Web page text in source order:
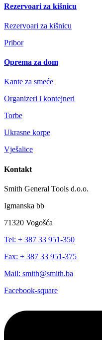
Rezervoari za kišnicu
Rezervoari za kišnicu
Pribor
Oprema za dom
Kante za smeće
Organizeri i kontejneri
Torbe
Ukrasne korpe
Vješalice
Kontakt
Smith General Tools d.o.o.
Igmanska bb
71320 Vogošća
Tel: + 387 33 951-350
Fax: + 387 33 951-375
Mail: smith@smith.ba
Facebook-square